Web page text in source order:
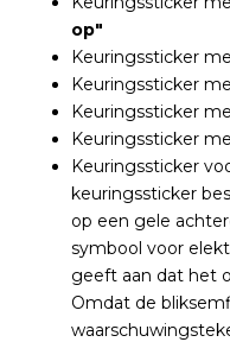
op"
Keuringssticker
Keuringssticker
Keuringssticker
Keuringssticker
Keuringssticker
keuringssticker
op een gele
symbool voor
geeft aan dat het
Omdat de